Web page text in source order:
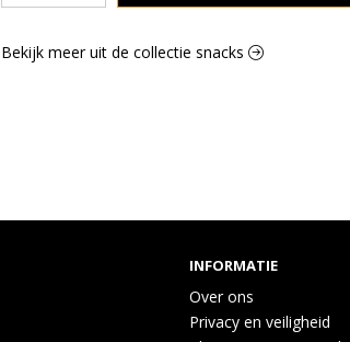
Bekijk meer uit de collectie snacks
INFORMATIE
Over ons
Privacy en veiligheid